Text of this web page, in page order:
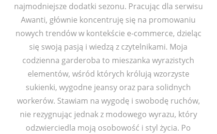
najmodniejsze dodatki sezonu. Pracując dla serwisu
Awanti, głównie koncentruję się na promowaniu
nowych trendów w kontekście e-commerce, dzieląc
się swoją pasją i wiedzą z czytelnikami. Moja
codzienna garderoba to mieszanka wyrazistych
elementów, wśród których królują wzorzyste
sukienki, wygodne jeansy oraz para solidnych
workerów. Stawiam na wygodę i swobodę ruchów,
nie rezygnując jednak z modowego wyrazu, który
odzwierciedla moją osobowość i styl życia. Po